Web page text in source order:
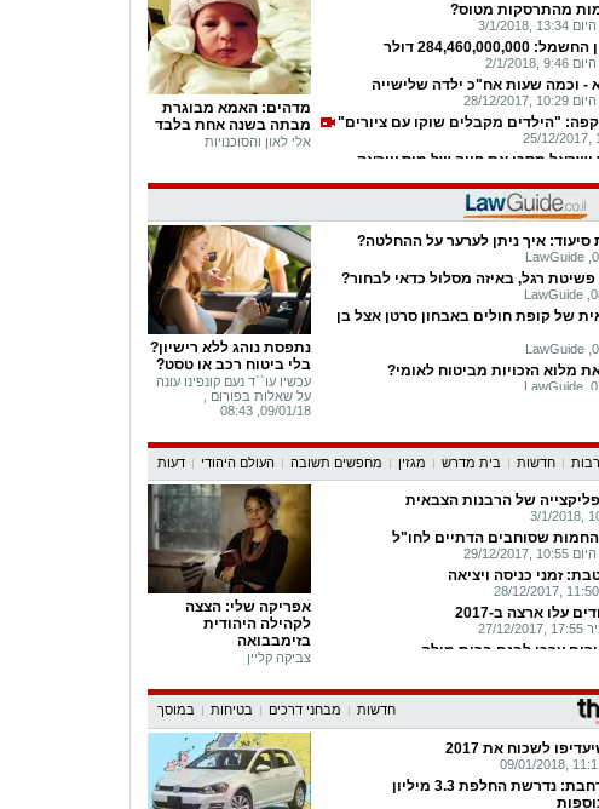
מהתרסקות מטוס?
1/2018
דולר
1/2018
- וכמה שעות אח"כ ילדה שלישייה
12/2017
"הילדים מקבלים שוקו עם ציורים"
ישראל מסכן את חייה של מיס עיראק
מאות נוסעים קיבלו קלקול קיבה
טרנד הזוי כובש את העולם
12/2017
ישראלים בשמי אמסטרדם
אחד: סל תרבות עם רבקה מיכאלי
סל תרבות עם דניאל הרשקוביץ
מדהים: האמא מבוגרת
מבתה בשנה אחת בלבד
אלי לאון והסוכנויות
סיעוד: איך ניתן לערער על ההחלטה?
LawGuide
רגל, באיזה מסלול כדאי לבחור?
LawGuide
של קופת חולים באבחון סרטן אצל בן
LawGuide
מלוא הזכויות מביטוח לאומי?
LawGuide
LawGuide
והסדרת מעמד: האם לנצח תסרב
18, 10:21
החרדי שיידו אבנים בשבת הגישו
LawGuide
בשל עיכוב של 7 וחצי שעות...
LawGuide
נזקי רטיבות נגד השכן? חובה...
עורכי דין ,03/01/18, 09:48
נפגעת גזזת מהם הסיכונים - וחויבה...
נתפסת נוהג ללא רישיון?
בלי ביטוח רכב או טסט?
עכשיו עו``ד נעם קונפינו עונה
על שאלות בפורום ,
09/01/18, 08:43
חדשות בית מדרש מגזין מחפשים תשובה העולם היהודי דעות
של הרבנות הצבאית
שסוחבים הדתיים לחו"ל
12/2017
זמני כניסה ויציאה
צה"ל: קמפיין תרומות מיוחד לחנוכה
סיפור חייו של הרב שטיינמן זצ"ל
אין: התחילו לשנן את "מעוז צור"
12/2017
אפריקה שלי: הצצה
לקהילה היהודית
בזימבבואה
צביקה קליין
חדשות מבחני דרכים בטיחות במוסך
לשכוח את 2017
המגיפה מתרחבת: נדרשת החלפת 3.3 מיליון